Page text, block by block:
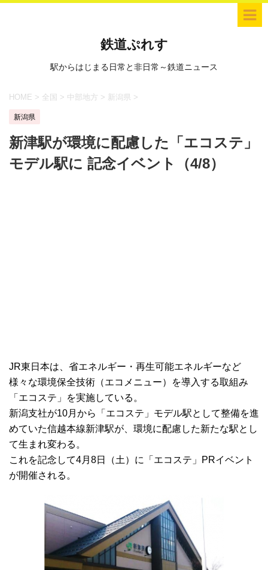
鉄道ぷれす
駅からはじまる日常と非日常～鉄道ニュース
HOME > 全国 > 中部地方 > 新潟県 >
新潟県
新津駅が環境に配慮した「エコステ」
モデル駅に 記念イベント（4/8）
JR東日本は、省エネルギー・再生可能エネルギーなど
様々な環境保全技術（エコメニュー）を導入する取組み
「エコステ」を実施している。
新潟支社が10月から「エコステ」モデル駅として整備を進
めていた信越本線新津駅が、環境に配慮した新たな駅とし
て生まれ変わる。
これを記念して4月8日（土）に「エコステ」PRイベント
が開催される。